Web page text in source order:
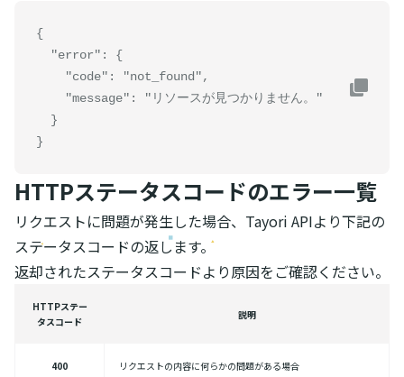
{
}
HTTPステータスコードのエラー一覧
リクエストに問題が発生した場合、Tayori APIより下記の
ステータスコードの返します。
返却されたステータスコードより原因をご確認ください。
HTTPステー
タスコード
説明
400 リクエストの内容に何らかの問題がある場合